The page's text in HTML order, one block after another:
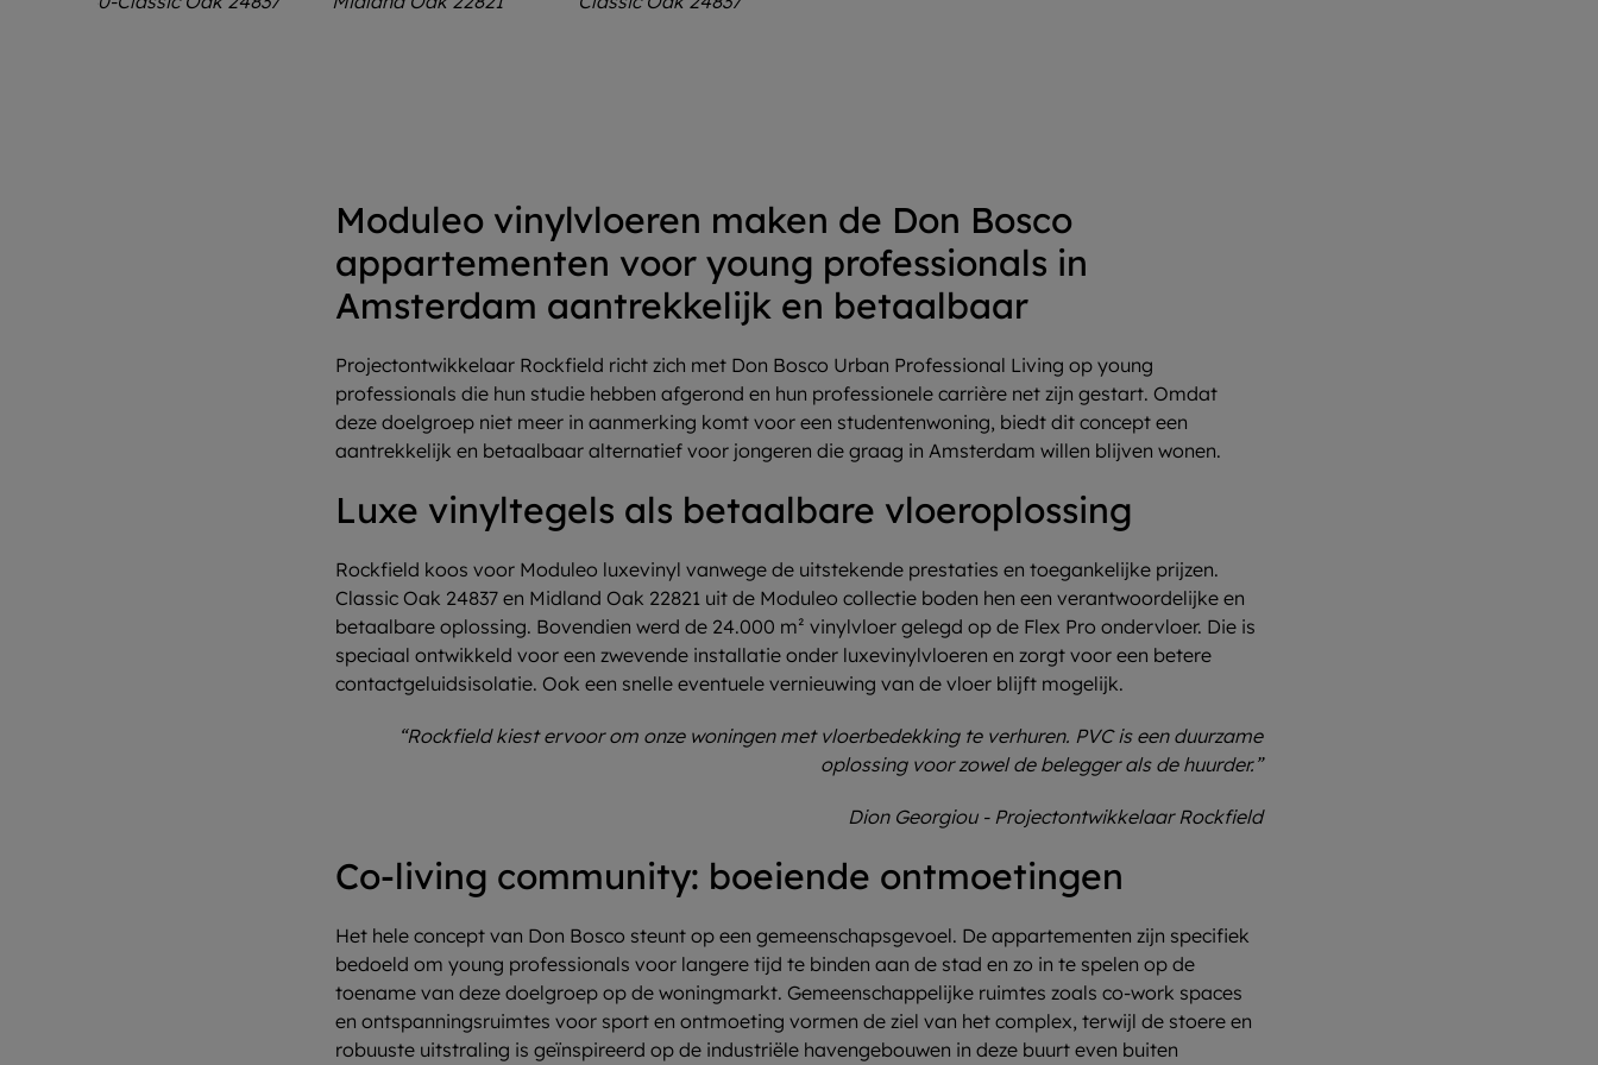
Moduleo vinylvloeren maken de Don Bosco
appartementen voor young professionals in
Amsterdam aantrekkelijk en betaalbaar
Projectontwikkelaar Rockfield richt zich met Don Bosco Urban Professional Living op young
professionals die hun studie hebben afgerond en hun professionele carrière net zijn gestart. Omdat
deze doelgroep niet meer in aanmerking komt voor een studentenwoning, biedt dit concept een
aantrekkelijk en betaalbaar alternatief voor jongeren die graag in Amsterdam willen blijven wonen.
Luxe vinyltegels als betaalbare vloeroplossing
Rockfield koos voor Moduleo luxevinyl vanwege de uitstekende prestaties en toegankelijke prijzen.
Classic Oak 24837 en Midland Oak 22821 uit de Moduleo collectie boden hen een verantwoordelijke en
betaalbare oplossing. Bovendien werd de 24.000 m² vinylvloer gelegd op de Flex Pro ondervloer. Die is
speciaal ontwikkeld voor een zwevende installatie onder luxevinylvloeren en zorgt voor een betere
contactgeluidsisolatie. Ook een snelle eventuele vernieuwing van de vloer blijft mogelijk.
“Rockfield kiest ervoor om onze woningen met vloerbedekking te verhuren. PVC is een duurzame
oplossing voor zowel de belegger als de huurder.”
Dion Georgiou - Projectontwikkelaar Rockfield
Co-living community: boeiende ontmoetingen
Het hele concept van Don Bosco steunt op een gemeenschapsgevoel. De appartementen zijn specifiek
bedoeld om young professionals voor langere tijd te binden aan de stad en zo in te spelen op de
toename van deze doelgroep op de woningmarkt. Gemeenschappelijke ruimtes zoals co-work spaces
en ontspanningsruimtes voor sport en ontmoeting vormen de ziel van het complex, terwijl de stoere en
robuuste uitstraling is geïnspireerd op de industriële havengebouwen in deze buurt even buiten